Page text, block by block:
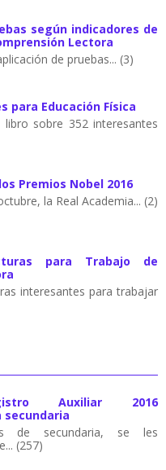
según indicadores de
Lectora
de pruebas... (3)
para Educación Física
sobre 352 interesantes
Premios Nobel 2016
la Real Academia... (2)
para Trabajo de
interesantes para trabajar
Auxiliar 2016
de secundaria, se les
(257)